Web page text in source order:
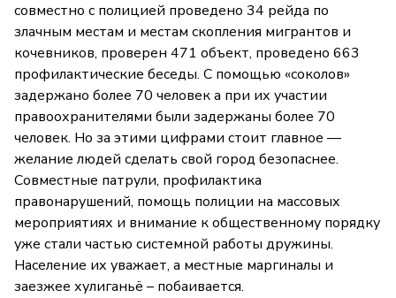
совместно с полицией проведено 34 рейда по
злачным местам и местам скопления мигрантов и
кочевников, проверен 471 объект, проведено 663
профилактические беседы. С помощью «соколов»
задержано более 70 человек а при их участии
правоохранителями были задержаны более 70
человек. Но за этими цифрами стоит главное —
желание людей сделать свой город безопаснее.
Совместные патрули, профилактика
правонарушений, помощь полиции на массовых
мероприятиях и внимание к общественному порядку
уже стали частью системной работы дружины.
Население их уважает, а местные маргиналы и
заезжее хулиганьё – побаивается.